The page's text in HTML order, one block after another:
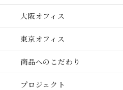
大阪オフィス
東京オフィス
商品へのこだわり
プロジェクト